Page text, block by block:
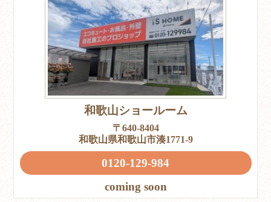
和歌山ショールーム
〒640-8404
和歌山県和歌山市湊1771-9
0120-129-984
coming soon